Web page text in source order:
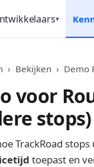
▾
› Bekijken › Demo
voor
stops)
TrackRoad
toepast en